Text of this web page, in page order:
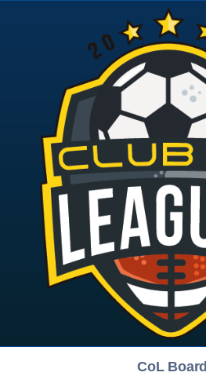
CoL Board